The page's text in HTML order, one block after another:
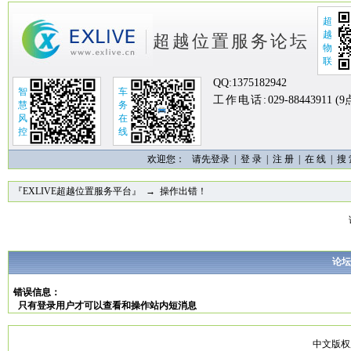
超越位置服务论坛
超
越
物
联
智
慧
风
控
车
务
在
线
QQ:1375182942
工作电话: 029-88443911 (9
欢迎您： 请先登录 | 登 录 注 册 在 线 搜
『EXLIVE超越位置服务平台』 → 操作出错！
论
错误信息：
只有登录用户才可以查看和操作站内短消息
中文版